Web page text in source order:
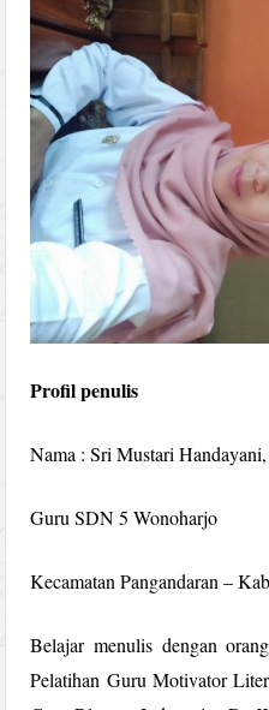
Profil penulis
Nama : Sri Mustari
Guru SDN 5 Wonoharjo
Kecamatan Pangandaran –
Belajar menulis dengan
Pelatihan Guru Motivator